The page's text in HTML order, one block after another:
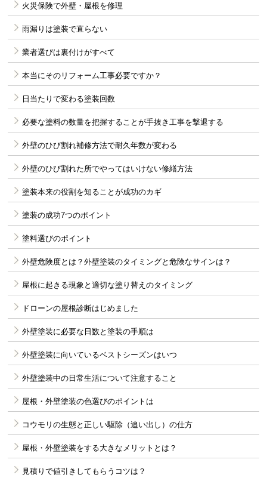
火災保険で外壁・屋根を修理
雨漏りは塗装で直らない
業者選びは裏付けがすべて
本当にそのリフォーム工事必要ですか？
日当たりで変わる塗装回数
必要な塗料の数量を把握することが手抜き工事を撃退する
外壁のひび割れ補修方法で耐久年数が変わる
外壁のひび割れた所でやってはいけない修繕方法
塗装本来の役割を知ることが成功のカギ
塗装の成功7つのポイント
塗料選びのポイント
外壁危険度とは？外壁塗装のタイミングと危険なサインは？
屋根に起きる現象と適切な塗り替えのタイミング
ドローンの屋根診断はじめました
外壁塗装に必要な日数と塗装の手順は
外壁塗装に向いているベストシーズンはいつ
外壁塗装中の日常生活について注意すること
屋根・外壁塗装の色選びのポイントは
コウモリの生態と正しい駆除（追い出し）の仕方
屋根・外壁塗装をする大きなメリットとは？
見積りで値引きしてもらうコツは？